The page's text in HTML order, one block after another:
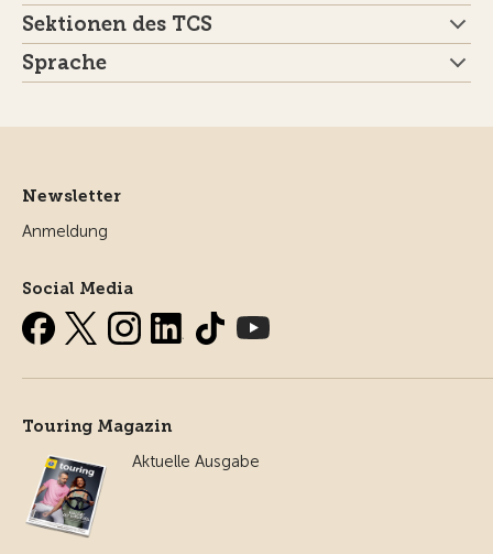
Sektionen des TCS
Sprache
Newsletter
Anmeldung
Social Media
Touring Magazin
Aktuelle Ausgabe